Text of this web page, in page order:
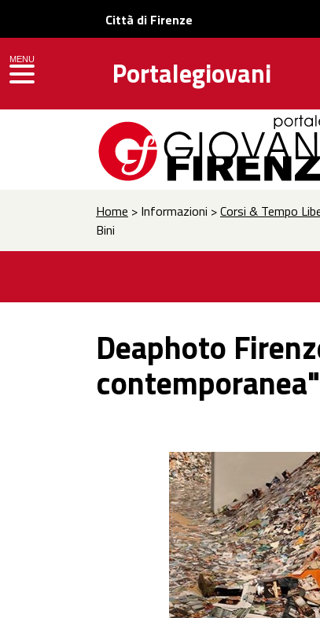
Città di Firenze
Portalegiovani
MENU
toggle navigation
Home > Informazioni >Corsi & Tempo
Bini
Deaphoto